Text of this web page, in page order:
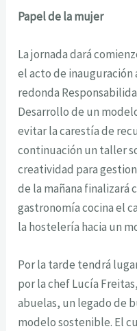
Papel de la mujer
La jornada dará
el acto de inauguración
redonda
Desarrollo de un
evitar la carestía de
continuación un taller
creatividad para
de la mañana finalizará
gastronomía cocina el
la hostelería hacia un
Por la tarde tendrá
por la chef Lucía
abuelas, un legado de
modelo sostenible. El